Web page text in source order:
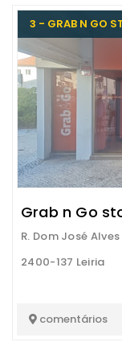
3 - GRAB N GO
Grab n Go
R. Dom José
2400-137 Leiria
comentários